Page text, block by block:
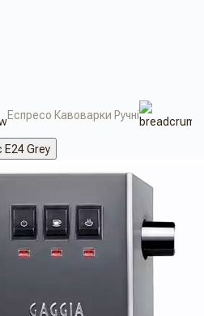
Еспресо Кавоварки Ручні